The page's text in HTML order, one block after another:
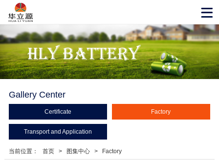
Gallery Center
Certificate Factory
Transport and Application
当前位置： 首页 > 图集中心 > Factory